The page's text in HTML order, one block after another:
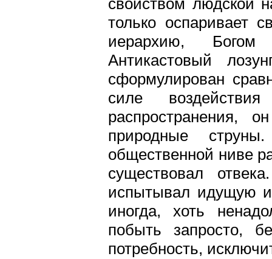
свойством людской
только оспаривает
иерархию, Богом
Антикастовый
сформулирован
силе
распространения,
природные
общественной ниве
существовал
испытывал идущую
иногда, хоть
побыть запросто,
потребность,